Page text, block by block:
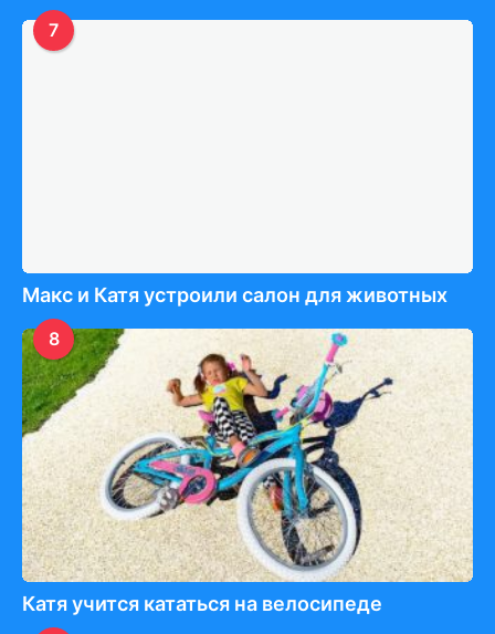
7
Макс и Катя устроили салон для животных
8
Катя учится кататься на велосипеде